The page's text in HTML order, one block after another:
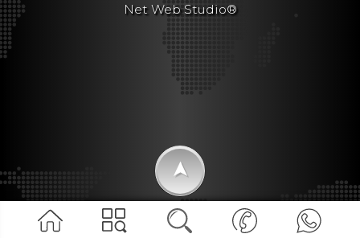
Net Web Studio®
➤